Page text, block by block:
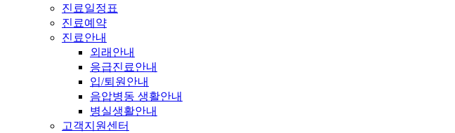
진료일정표
진료예약
진료안내
외래안내
응급진료안내
입/퇴원안내
음압병동 생활안내
병실생활안내
고객지원센터